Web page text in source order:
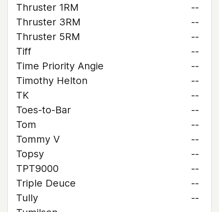
Thruster 1RM
--
Thruster 3RM
--
Thruster 5RM
--
Tiff
--
Time Priority Angie
--
Timothy Helton
--
TK
--
Toes-to-Bar
--
Tom
--
Tommy V
--
Topsy
--
TPT9000
--
Triple Deuce
--
Tully
--